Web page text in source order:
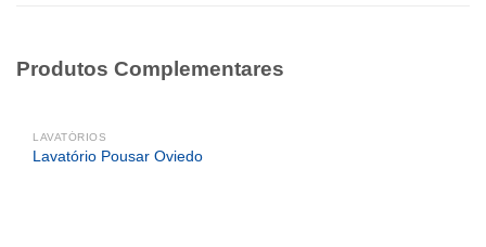
Produtos Complementares
LAVATÓRIOS
Lavatório Pousar Oviedo